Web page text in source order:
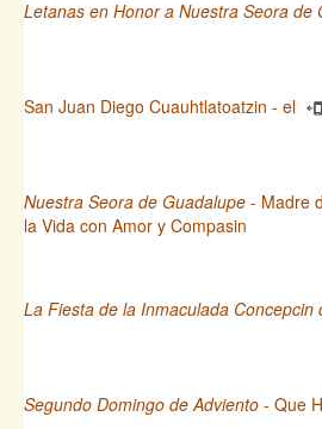
Letanas en Honor a Nuestra Seora de
San Juan Diego Cuauhtlatoatzin - el
Nuestra Seora de Guadalupe - Madre
la Vida con Amor y Compasin
La Fiesta de la Inmaculada Concepcin
Segundo Domingo de Adviento - Que